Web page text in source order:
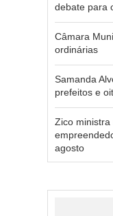
debate para
Câmara
ordinárias
Samanda
prefeitos e
Zico
agosto